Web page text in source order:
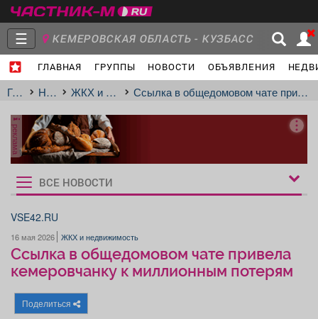
☰ КЕМЕРОВСКАЯ ОБЛАСТЬ - КУЗБАСС
ГЛАВНАЯ ГРУППЫ НОВОСТИ ОБЪЯВЛЕНИЯ
Главная
Группы
Объявления Недвижимость Услуги
Работа
ГлавнаяНовостиЖКХ и недвижимость Ссылка в общедомовом чате привела кемеровчанку к миллионным потерям
реклама
Рукбрики
новостей
ВСЕ НОВОСТИ
VSE42.RU
16 мая 2026 ЖКХ и недвижимость
Ссылка в общедомовом чате привела
кемеровчанку к миллионным потерям
Поделиться